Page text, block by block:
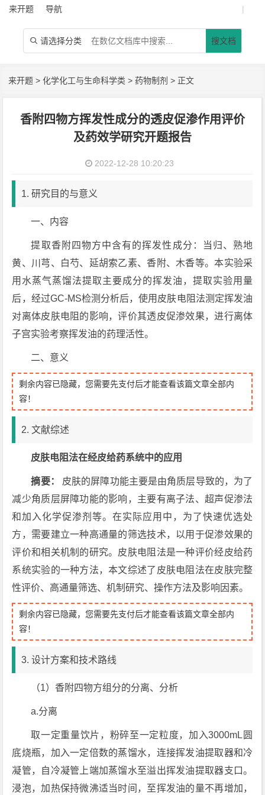
来开题 导航 |
 请选择分类 搜文档
来开题 >化学化工与生命科学类 > 药物制剂 > 正文
香附四物方挥发性成分的透皮促渗作用评价
及药效学研究开题报告
2022-12-28 10:20:23
1. 研究目的与意义
一、内容
提取香附四物方中含有的挥发性成分：当归、熟地
黄、川芎、白芍、延胡索乙素、香附、木香等。本实验采
用水蒸气蒸馏法提取主要成分的挥发油，提取实验用量
后，经过GC-MS检测分析后，使用皮肤电阻法测定挥发油
对离体皮肤电阻的影响，评价其透皮促渗效果，进行离体
子宫实验考察挥发油的药理活性。
二、意义
剩余内容已隐藏，您需要先支付后才能查看该篇文章全部内
容！
2. 文献综述
皮肤电阻法在经皮给药系统中的应用
摘要：
皮肤的屏障功能主要是由角质层导致的，为了
减少角质层屏障功能的影响，主要有离子法、超声促渗法
和加入化学促渗剂等。在实际应用中，为了快速优选处
方，需要建立一种高通量的筛选技术，以用于促渗效果的
评价和相关机制的研究。皮肤电阻法是一种评价经皮给药
系统实验的一种方法，本文综述了皮肤电阻法在皮肤完整
性评价、高通量筛选、机制研究、操作方法及影响因素。
剩余内容已隐藏，您需要先支付后才能查看该篇文章全部内
容！
3. 设计方案和技术路线
（1）香附四物方组分的分离、分析
a.分离
取一定重量饮片，粉碎至一定粒度，加入3000mL圆
底烧瓶，加入一定倍数的蒸馏水，连接挥发油提取器和冷
凝管，自冷凝管上端加蒸馏水至溢出挥发油提取器支口。
浸泡，加热保持微沸适当时间，至挥发油的量不再增加，